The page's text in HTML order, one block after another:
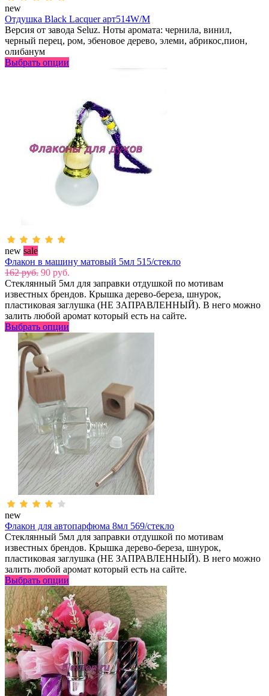
new
Отдушка Black Lacquer арт514W/M
Версия от завода Seluz. Ноты аромата: чернила, винил,
черный перец, ром, эбеновое дерево, элеми, абрикос,пион,
олибанум
Выбрать опции
new sale
Флакон в машину матовый 5мл 515/стекло
162 руб. 90 руб.
Стеклянный 5мл для заправки отдушкой по мотивам
известных брендов. Крышка дерево-береза, шнурок,
пластиковая заглушка (НЕ ЗАПРАВЛЕННЫЙ). В него можно
залить любой аромат который есть на сайте.
Выбрать опции
new
Флакон для автопарфюма 8мл 569/стекло
Стеклянный 5мл для заправки отдушкой по мотивам
известных брендов. Крышка дерево-береза, шнурок,
пластиковая заглушка (НЕ ЗАПРАВЛЕННЫЙ). В него можно
залить любой аромат который есть на сайте.
Выбрать опции